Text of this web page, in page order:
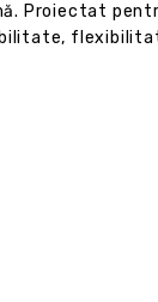
Proiectat